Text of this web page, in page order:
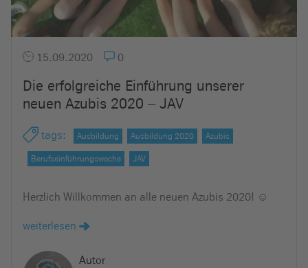
15.09.2020 0
Die erfolgreiche Einführung unserer
neuen Azubis 2020 – JAV
tags: Ausbildung Ausbildung 2020 Azubis
Berufseinführungswoche JAV
Herzlich Willkommen an alle neuen Azubis 2020! ☺
weiterlesen
Autor